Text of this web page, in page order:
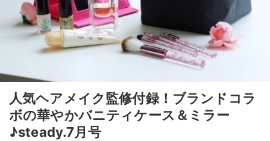
人気ヘアメイク監修付録！ブランドコラ
ボの華やかバニティケース＆ミラー
♪steady.7月号